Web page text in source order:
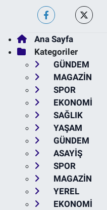
Ana Sayfa
Kategoriler
GÜNDEM
MAGAZİN
SPOR
EKONOMİ
SAĞLIK
YAŞAM
GÜNDEM
ASAYİŞ
SPOR
MAGAZİN
YEREL
EKONOMİ